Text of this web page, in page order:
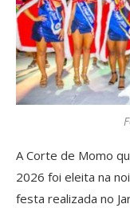
A Corte de Momo
2026 foi eleita na
festa realizada no